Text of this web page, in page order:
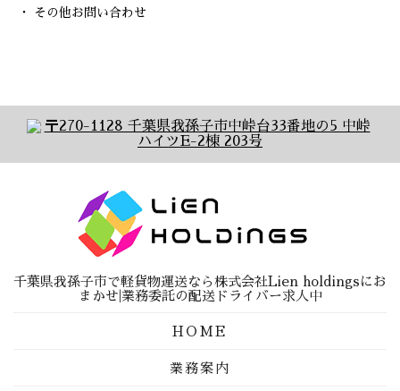
・ その他お問い合わせ
千葉県我孫子市で軽貨物運送なら株式会社Lien holdingsにお
まかせ|業務委託の配送ドライバー求人中
HOME
業務案内